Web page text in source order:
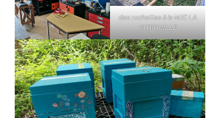
des ruchettes à la MJC LA
CITROUILLE